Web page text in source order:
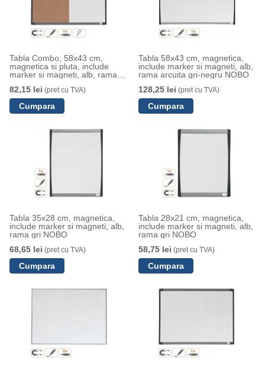
Tabla Combo, 58x43 cm,
magnetica si pluta, include
marker si magneti, alb, rama
82,15 lei (pret cu TVA)
Tabla 58x43 cm, magnetica,
include marker si magneti, alb,
rama arcuita gri-negru NOBO
128,25 lei (pret cu TVA)
Tabla 35x28 cm, magnetica,
include marker si magneti, alb,
rama gri NOBO
68,65 lei (pret cu TVA)
Tabla 28x21 cm, magnetica,
include marker si magneti, alb,
rama gri NOBO
58,75 lei (pret cu TVA)